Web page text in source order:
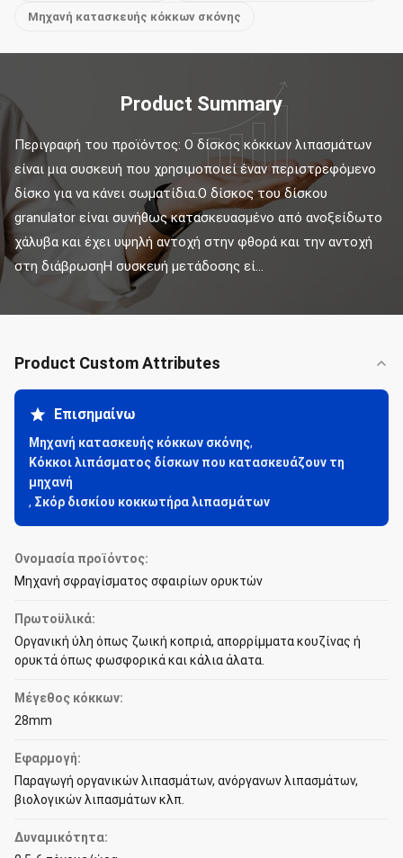
Μηχανή κατασκευής κόκκων σκόνης
Product Summary
Περιγραφή του προϊόντος: Ο δίσκος κόκκων λιπασμάτων
είναι μια συσκευή που χρησιμοποιεί έναν περιστρεφόμενο
δίσκο για να κάνει σωματίδια.Ο δίσκος του δίσκου
granulator είναι συνήθως κατασκευασμένο από ανοξείδωτο
χάλυβα και έχει υψηλή αντοχή στην φθορά και την αντοχή
στη διάβρωσηΗ συσκευή μετάδοσης εί...
Product Custom Attributes
Επισημαίνω
Μηχανή κατασκευής κόκκων σκόνης,
Κόκκοι λιπάσματος δίσκων που κατασκευάζουν τη
μηχανή
, Σκόρ δισκίου κοκκωτήρα λιπασμάτων
Ονομασία προϊόντος:
Μηχανή σφραγίσματος σφαιρίων ορυκτών
Πρωτοϋλικά:
Οργανική ύλη όπως ζωική κοπριά, απορρίμματα κουζίνας ή
ορυκτά όπως φωσφορικά και κάλια άλατα.
Μέγεθος κόκκων:
28mm
Εφαρμογή:
Παραγωγή οργανικών λιπασμάτων, ανόργανων λιπασμάτων,
βιολογικών λιπασμάτων κλπ.
Δυναμικότητα: